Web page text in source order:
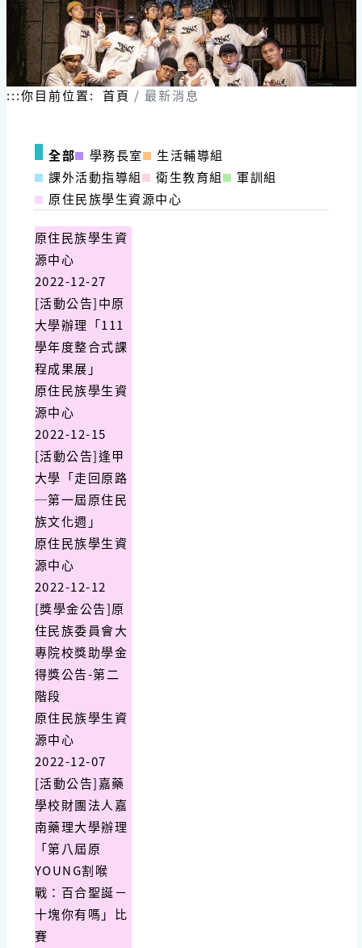
:::你目前位置: 首頁 最新消息
全部 學務長室
生活輔導組
課外活動指導組
衛生教育組
軍訓組
原住民族學生資源中心
原住民族學生資
源中心
2022-12-27
[活動公告]中原
大學辦理「111
學年度整合式課
程成果展」
原住民族學生資
源中心
2022-12-15
[活動公告]逢甲
大學「走回原路
─第一屆原住民
族文化週」
原住民族學生資
源中心
2022-12-12
[獎學金公告]原
住民族委員會大
專院校獎助學金
得獎公告-第二
階段
原住民族學生資
源中心
2022-12-07
[活動公告]嘉藥
學校財團法人嘉
南藥理大學辦理
「第八屆原
YOUNG割喉
戰：百合聖誕－
十塊你有嗎」比
賽